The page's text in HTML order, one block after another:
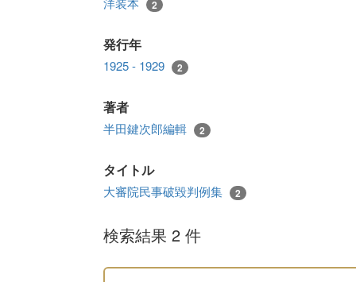
2
発行年
1925 - 1929 2
著者
半田鍵次郎編輯 2
タイトル
大審院民事破毀判例集 2
検索結果 2 件